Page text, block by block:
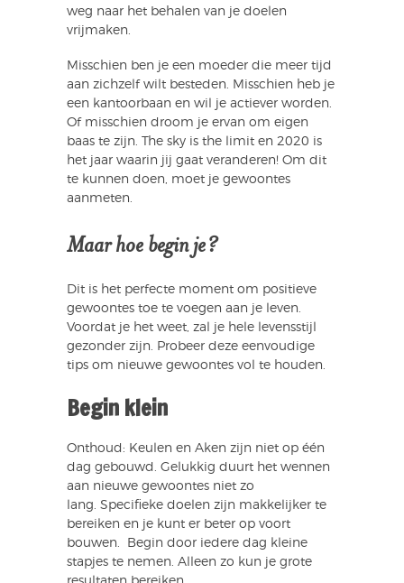
weg naar het behalen van je doelen
vrijmaken.
Misschien ben je een moeder die meer tijd
aan zichzelf wilt besteden. Misschien heb je
een kantoorbaan en wil je actiever worden.
Of misschien droom je ervan om eigen
baas te zijn. The sky is the limit en 2020 is
het jaar waarin jij gaat veranderen! Om dit
te kunnen doen, moet je gewoontes
aanmeten.
Maar hoe begin je?
Dit is het perfecte moment om positieve
gewoontes toe te voegen aan je leven.
Voordat je het weet, zal je hele levensstijl
gezonder zijn. Probeer deze eenvoudige
tips om nieuwe gewoontes vol te houden.
Begin klein
Onthoud: Keulen en Aken zijn niet op één
dag gebouwd. Gelukkig duurt het wennen
aan nieuwe gewoontes niet zo
lang. Specifieke doelen zijn makkelijker te
bereiken en je kunt er beter op voort
bouwen. Begin door iedere dag kleine
stapjes te nemen. Alleen zo kun je grote